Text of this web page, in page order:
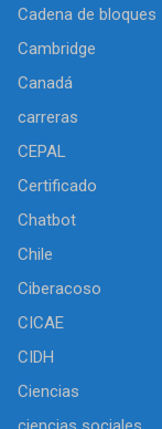
Cadena de bloques
Cambridge
Canadá
carreras
CEPAL
Certificado
Chatbot
Chile
Ciberacoso
CICAE
CIDH
Ciencias